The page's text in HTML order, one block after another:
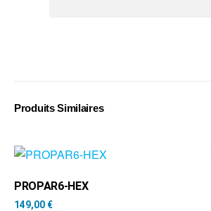
Produits Similaires
PROPAR6-HEX
149,00 €